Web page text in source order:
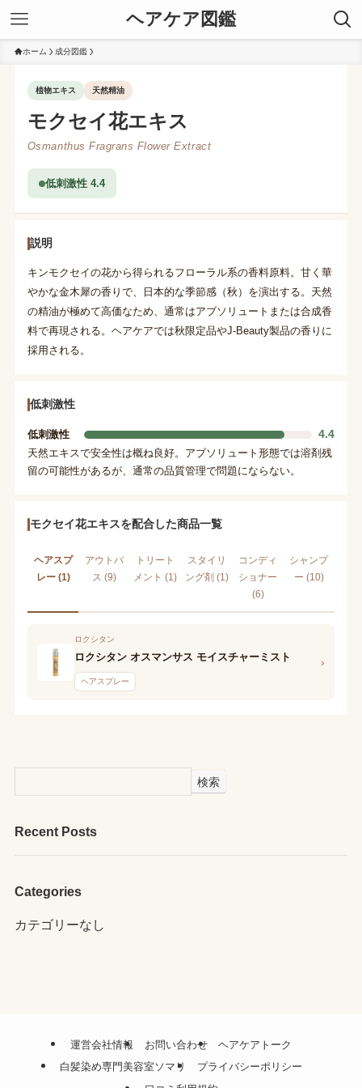
ヘアケア図鑑
ホーム 成分図鑑
植物エキス 天然精油
モクセイ花エキス
Osmanthus Fragrans Flower Extract
低刺激性 4.4
説明
キンモクセイの花から得られるフローラル系の香料原料。甘く華
やかな金木犀の香りで、日本的な季節感（秋）を演出する。天然
の精油が極めて高価なため、通常はアブソリュートまたは合成香
料で再現される。ヘアケアでは秋限定品やJ-Beauty製品の香りに
採用される。
低刺激性
低刺激性 4.4
天然エキスで安全性は概ね良好。アブソリュート形態では溶剤残
留の可能性があるが、通常の品質管理で問題にならない。
モクセイ花エキスを配合した商品一覧
ヘアスプ
レー (1)
アウトバ
ス (9)
トリート
メント (1)
スタイリ
ング剤 (1)
コンディ
ショナー
(6)
シャンプ
ー (10)
ロクシタン
ロクシタン オスマンサス モイスチャーミスト
ヘアスプレー
›
検索
Recent Posts
Categories
カテゴリーなし
運営会社情報 お問い合わせ
ヘアケアトーク
白髪染め専門美容室ソマリ
プライバシーポリシー